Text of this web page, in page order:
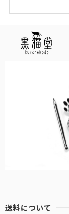
送料について